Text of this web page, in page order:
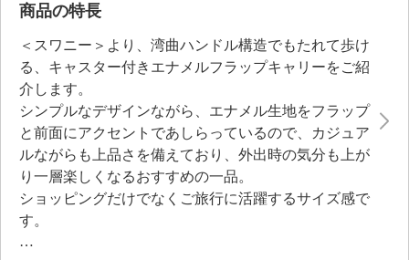
商品の特長
＜スワニー＞より、湾曲ハンドル構造でもたれて歩け
る、キャスター付きエナメルフラップキャリーをご紹
介します。
シンプルなデザインながら、エナメル生地をフラップ
と前面にアクセントであしらっているので、カジュア
ルながらも上品さを備えており、外出時の気分も上が
り一層楽しくなるおすすめの一品。
ショッピングだけでなくご旅行に活躍するサイズ感で
す。
側面のポケットはファスナーで拡張でき、ペットボト